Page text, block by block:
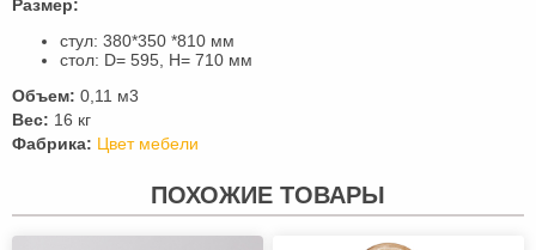
Размер:
стул: 380*350 *810 мм
стол: D= 595, H= 710 мм
Объем: 0,11 м3
Вес: 16 кг
Фабрика: Цвет мебели
ПОХОЖИЕ ТОВАРЫ